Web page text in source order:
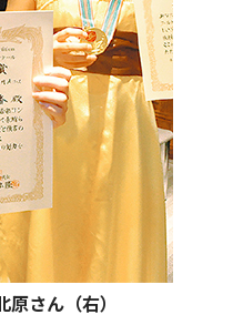
さん（右）